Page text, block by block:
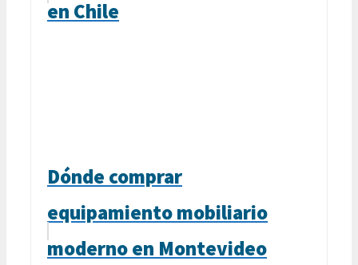
en Chile
Dónde comprar
equipamiento mobiliario
moderno en Montevideo